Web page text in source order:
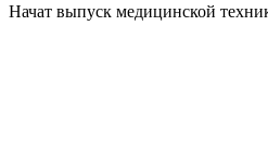
Начат выпуск медицинской